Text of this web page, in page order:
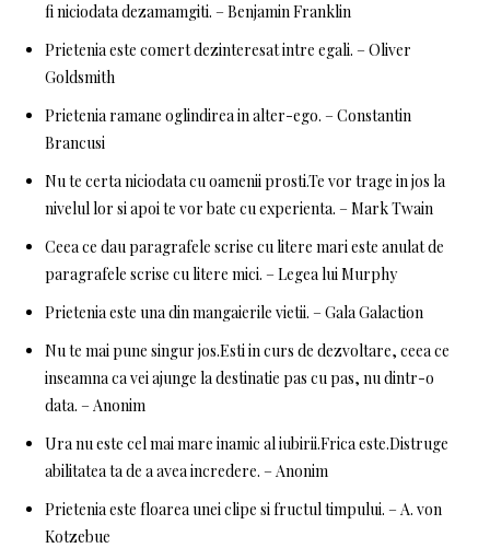
fi niciodata dezamamgiti. – Benjamin Franklin
Prietenia este comert dezinteresat intre egali. – Oliver
Goldsmith
Prietenia ramane oglindirea in alter-ego. – Constantin
Brancusi
Nu te certa niciodata cu oamenii prosti.Te vor trage in jos la
nivelul lor si apoi te vor bate cu experienta. – Mark Twain
Ceea ce dau paragrafele scrise cu litere mari este anulat de
paragrafele scrise cu litere mici. – Legea lui Murphy
Prietenia este una din mangaierile vietii. – Gala Galaction
Nu te mai pune singur jos.Esti in curs de dezvoltare, ceea ce
inseamna ca vei ajunge la destinatie pas cu pas, nu dintr-o
data. – Anonim
Ura nu este cel mai mare inamic al iubirii.Frica este.Distruge
abilitatea ta de a avea incredere. – Anonim
Prietenia este floarea unei clipe si fructul timpului. – A. von
Kotzebue